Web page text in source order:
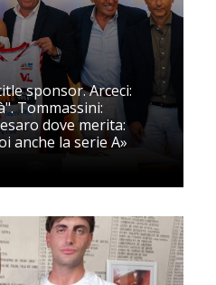
sponsor. Arceci:
Tommassini:
dove merita:
anche la serie A»